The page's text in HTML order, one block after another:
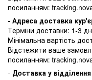
посиланням:
- Адреса доставка
Терміни доставки: 1-3
Мінімальна вартість
Відстежити ваше
посиланням:
- Доставка у